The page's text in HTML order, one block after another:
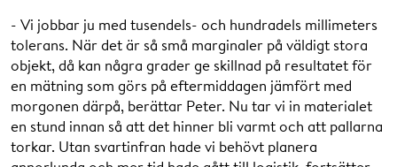
- Vi jobbar ju med tusendels- och hundradels millimeters
tolerans. När det är så små marginaler på väldigt stora
objekt, då kan några grader ge skillnad på resultatet för
en mätning som görs på eftermiddagen jämfört med
morgonen därpå, berättar Peter. Nu tar vi in materialet
en stund innan så att det hinner bli varmt och att pallarna
torkar. Utan svartinfran hade vi behövt planera